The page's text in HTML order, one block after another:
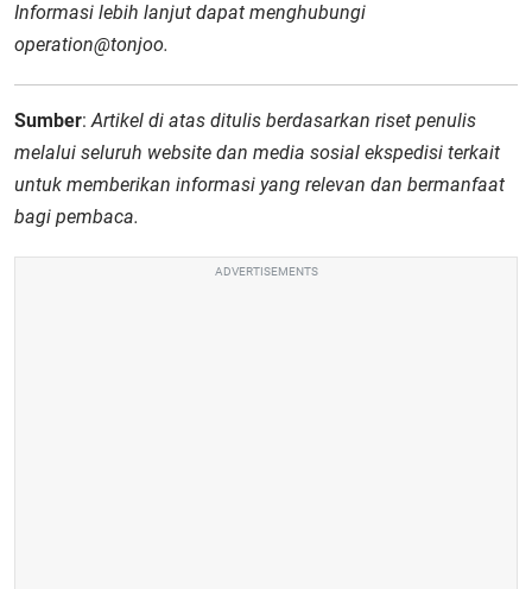
Informasi lebih lanjut dapat menghubungi
operation@tonjoo.
Sumber:Artikel di atas ditulis berdasarkan riset penulis
melalui seluruh website dan media sosial ekspedisi terkait
untuk memberikan informasi yang relevan dan bermanfaat
bagi pembaca.
ADVERTISEMENTS